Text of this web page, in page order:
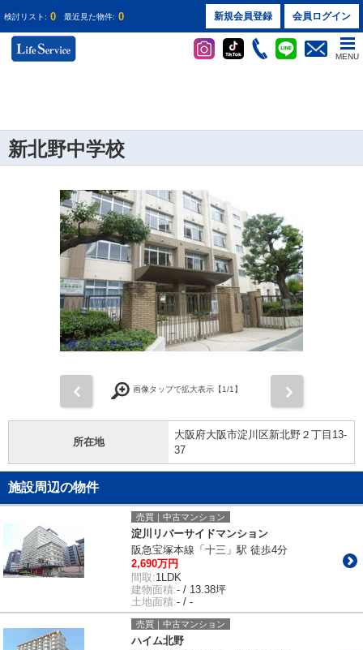
検討リスト: 0 最近見た物件: 0 新規会員登録 会員ログイン
MENU
新北野中学校
画像タップで拡大表示【1/1】
所在地
大阪府大阪市淀川区新北野２丁目13-
37
施設周辺の物件
売買｜中古マンション
淀川リバーサイドマンション
阪急宝塚本線「十三」駅 徒歩4分
2,690万円
間取:1LDK
建物面積:- / 13.38坪
土地面積:- / -
売買｜中古マンション
ハイム北野